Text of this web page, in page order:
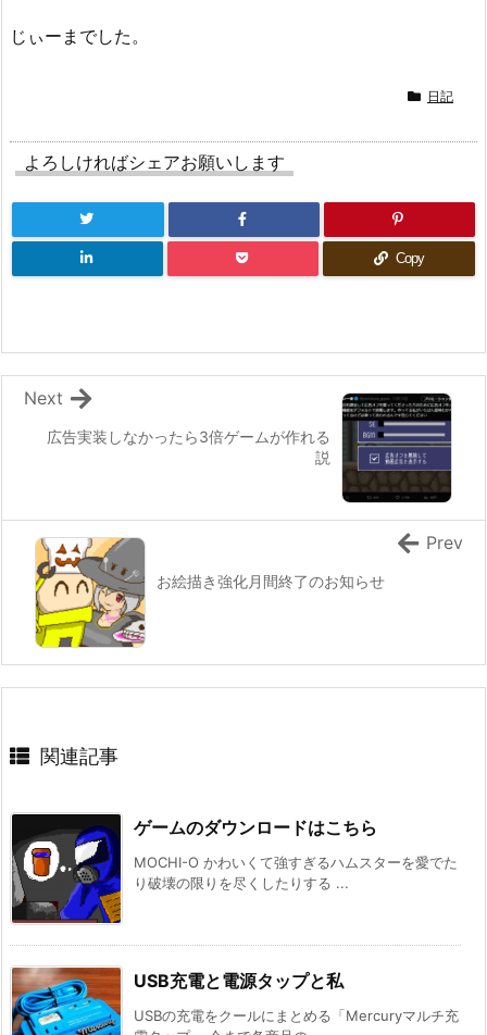
じぃーまでした。
日記
よろしければシェアお願いします
Copy
広告実装しなかったら3倍ゲームが作れる
説
Next
お絵描き強化月間終了のお知らせ
Prev
関連記事
ゲームのダウンロードはこちら
MOCHI-O かわいくて強すぎるハムスターを愛でた
り破壊の限りを尽くしたりする ...
USB充電と電源タップと私
USBの充電をクールにまとめる「Mercuryマルチ充